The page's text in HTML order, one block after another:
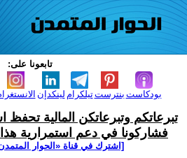
تابعونا على:
لينكدإن تيلكرامبنترست بودكاست
تبرعاتكم وتبرعاتكن المالية تحفظ
فشاركونا في دعم استمرارية هذا
[اشترك في قناة ‫«الحوار